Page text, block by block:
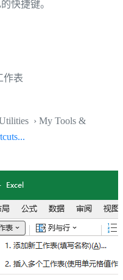
快捷键。
作表
› My Tools &